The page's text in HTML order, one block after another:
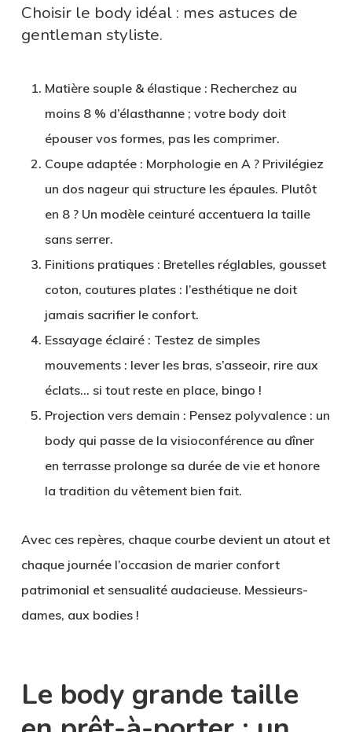
Choisir le body idéal : mes astuces de
gentleman styliste.
Matière souple & élastique: Recherchez au
moins 8 % d’élasthanne ; votre body doit
épouser vos formes, pas les comprimer.
Coupe adaptée: Morphologie en A ? Privilégiez
un dos nageur qui structure les épaules. Plutôt
en 8 ? Un modèle ceinturé accentuera la taille
sans serrer.
Finitions pratiques: Bretelles réglables, gousset
coton, coutures plates : l’esthétique ne doit
jamais sacrifier le confort.
Essayage éclairé: Testez de simples
mouvements : lever les bras, s’asseoir, rire aux
éclats… si tout reste en place, bingo !
Projection vers demain : Pensez polyvalence : un
body qui passe de la visioconférence au dîner
en terrasse prolonge sa durée de vie et honore
la tradition du vêtement bien fait.
Avec ces repères, chaque courbe devient un atout et
chaque journée l’occasion de marier confort
patrimonial et sensualité audacieuse. Messieurs-
dames, aux bodies !
Le body grande taille